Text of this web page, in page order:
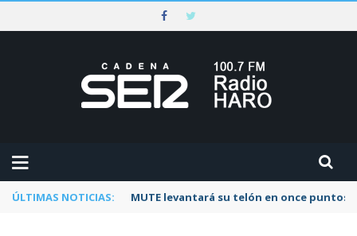
ÚLTIMAS NOTICIAS: MUTE levantará su telón en once puntos